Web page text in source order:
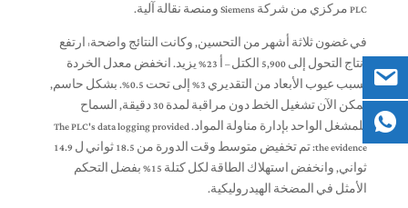
PLC مركزي من شركة Siemens ومنصة نقالة آلية.
في غضون ثلاثة أشهر من التحسين, وكانت النتائج واضحة: ارتفع
إنتاج التحول إلى 5,900 الكتل – أ 23% يزيد. انخفض معدل الخردة
بسبب عيوب الأبعاد من التقديري 3% إلى تحت 0.5%. بشكل حاسم,
يمكن الآن تشغيل الخط دون مراقبة لمدة 30 دقيقة, السماح
للمشغل الواحد بإدارة مناولة المواد.The PLC's data logging provided
the evidence
: تم تخفيض متوسط ​​وقت الدورة من 18.5 ثواني ل 14.9
ثواني, وانخفض استهلاك الطاقة لكل كتلة 15% بفضل التحكم
الأمثل في المضخة الهيدروليكية.